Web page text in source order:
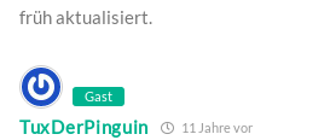
früh aktualisiert.
Gast
TuxDerPinguin 11 Jahre vor